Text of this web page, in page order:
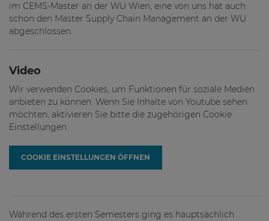
im CEMS-Master an der WU Wien, eine von uns hat auch
schon den Master Supply Chain Management an der WU
abgeschlossen.
Video
Wir verwenden Cookies, um Funktionen für soziale Medien
anbieten zu können. Wenn Sie Inhalte von Youtube sehen
möchten, aktivieren Sie bitte die zugehörigen Cookie
Einstellungen.
COOKIE EINSTELLUNGEN ÖFFNEN
Während des ersten Semesters ging es hauptsächlich